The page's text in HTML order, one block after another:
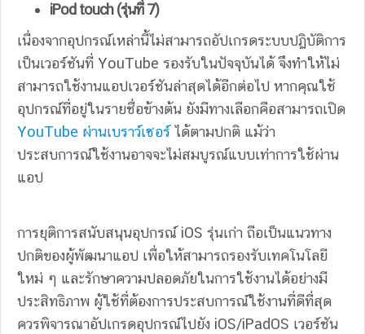
iPod touch (รุ่นที่ 7)
เนื่องจากอุปกรณ์เหล่านี้ไม่สามารถอัปเกรดระบบปฏิบัติการ
เป็นเวอร์ชันที่ YouTube รองรับในปัจจุบันได้ จึงทำให้ไม่
สามารถใช้งานแอปเวอร์ชันล่าสุดได้อีกต่อไป หากคุณใช้
อุปกรณ์ที่อยู่ในรายชื่อข้างต้น ยังมีทางเลือกคือสามารถเปิด
YouTube ผ่านเบราว์เซอร์ได้ตามปกติ แม้ว่า
ประสบการณ์ใช้งานอาจจะไม่สมบูรณ์แบบเท่าการใช้ผ่าน
แอป
การยุติการสนับสนุนอุปกรณ์ iOS รุ่นเก่า ถือเป็นแนวทาง
ปกติของผู้พัฒนาแอป เพื่อให้สามารถรองรับเทคโนโลยี
ใหม่ ๆ และรักษาความปลอดภัยในการใช้งานได้อย่างมี
ประสิทธิภาพ ผู้ใช้ที่ต้องการประสบการณ์ใช้งานที่ดีที่สุด
ควรพิจารณาอัปเกรดอุปกรณ์ไปยัง iOS/iPadOS เวอร์ชัน